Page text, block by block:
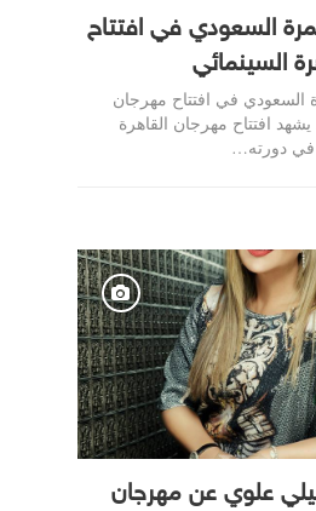
السعودي في افتتاح
السينمائي
في افتتاح مهرجان
يشهد افتتاح مهرجان القاهرة
في دورته…
علوي عن مهرجان